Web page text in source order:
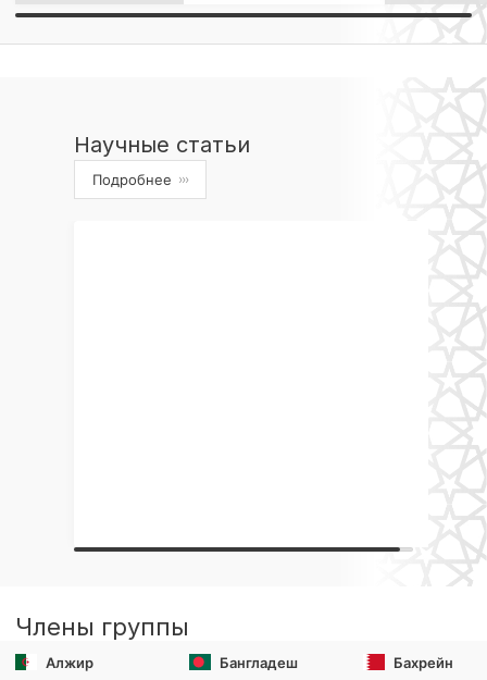
Научные статьи
Подробнее ›››
Члены группы
Алжир Бангладеш Бахрейн